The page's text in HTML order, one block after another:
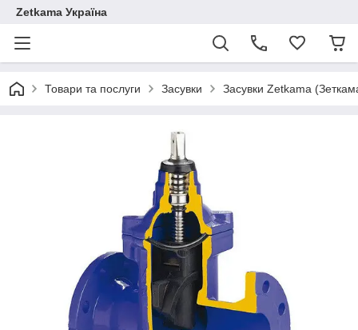
Zetkama Україна
Товари та послуги Засувки Засувки Zetkama